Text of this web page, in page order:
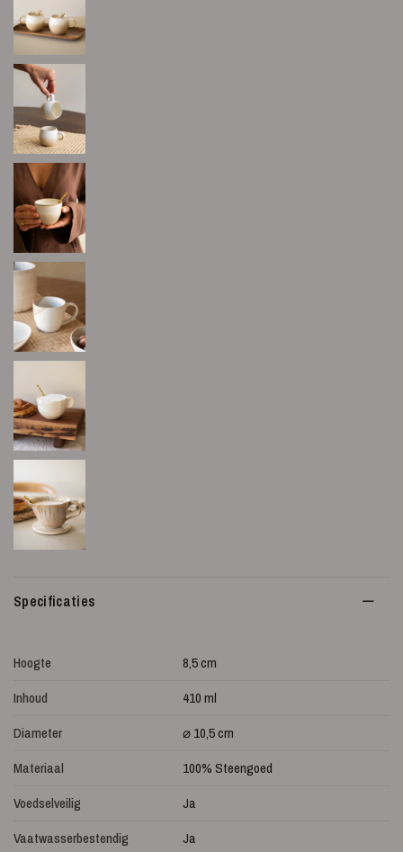
Specificaties
Hoogte
8,5 cm
Inhoud
410 ml
Diameter
⌀ 10,5 cm
Materiaal
100% Steengoed
Voedselveilig
Ja
Vaatwasserbestendig
Ja